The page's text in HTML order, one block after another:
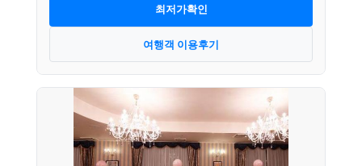
최저가확인
여행객 이용후기